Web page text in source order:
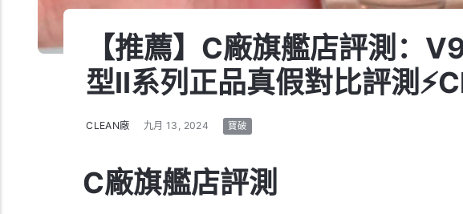
【推薦】C廠旗艦店評測：
型II系列正品真假對比評測
CLEAN廠 九月 13, 2024 寶破
C廠旗艦店評測